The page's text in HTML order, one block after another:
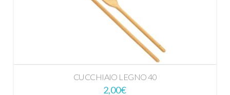
CUCCHIAIO LEGNO 40
2,00€